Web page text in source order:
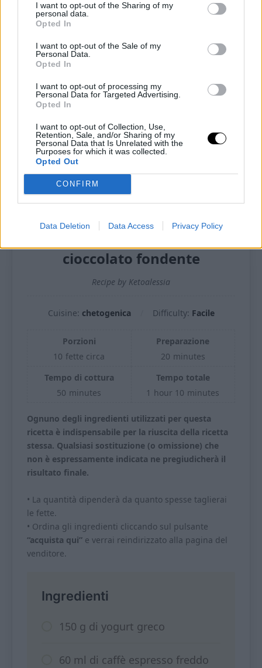
I want to opt-out of the Sharing of my
personal data.
Opted In
I want to opt-out of the Sale of my
Personal Data.
Opted In
I want to opt-out of processing my
Personal Data for Targeted Advertising.
Opted In
I want to opt-out of Collection, Use,
Retention, Sale, and/or Sharing of my
Personal Data that Is Unrelated with the
Purposes for which it was collected.
Opted Out
CONFIRM
Data Deletion Data Access Privacy Policy
Ti lascio alla ricetta completa!
cioccolato fondente
Recipe by Ketoalessia
Cuisine: chetogenica Difficulty: Facile
Porzioni
10 fette circa
Preparazione
20 minutes
Tempo di cottura
50 minutes
Tempo totale
1 hour 10 minutes
Ognuno degli ingredienti utilizzati per questa
ricetta è indispensabile per la riuscita della ricetta
stessa. Qualsiasi sostituzione (o omissione) che
non è espressamente indicata ne pregiudicherà il
risultato finale.
• La quantità dipenderà da quanto spesse taglierai
le fette.
• Ordina gli ingredienti cliccando sul pulsante
“acquista qui” e verrai reindirizzato alla pagina del
venditore.
Ingredienti
150 g di yogurt greco
60 ml di caffè espresso freddo